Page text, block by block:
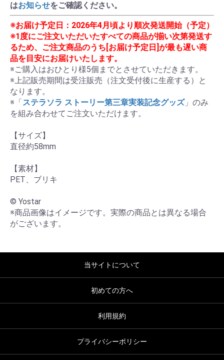
はお知らせをご確認ください。
※お届け予定日：2026年4月頃より順次発送開始（予定）
※1度にご注文いただいたすべての商品が揃い次第発送す
るため、ご注文商品のうち[お届け予定日]が最も遅い商
品を目安にお届けいたします。
※ご購入はおひとり様5個までとさせていただきます。
※上記販売期間は受注販売（注文受付後に生産する）と
なります。
※「ステラソラ ストーリー第三章実装記念グッズ」のみ
を組み合わせてご注文いただけます。
【サイズ】
直径約58mm
【素材】
PET、ブリキ
© Yostar
※商品画像はイメージです。実際の商品とは異なる場合
がございます。
当サイトについて
初めての方へ
利用規約
プライバシーポリシー